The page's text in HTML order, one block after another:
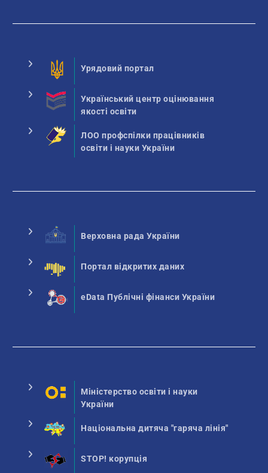
Урядовий портал
Український центр оцінювання
якості освіти
ЛОО профспілки працівників
освіти і науки України
Верховна рада України
Портал відкритих даних
eData Публічні фінанси України
Міністерство освіти і науки
України
Національна дитяча "гаряча лінія"
STOP! корупція